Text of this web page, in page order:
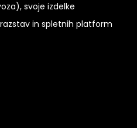
svoje izdelke
in spletnih platform